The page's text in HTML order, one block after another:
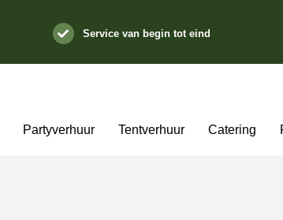
Service van begin tot eind
Partyverhuur Tentverhuur Catering